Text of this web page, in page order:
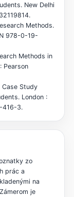
New Delhi
Methods.
978-0-19-
Methods in
Pearson
Case Study
London :
416-3.
zo
prác a
na
je